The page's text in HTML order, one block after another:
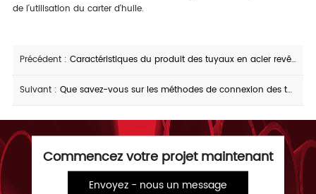
de l'utilisation du carter d'huile.
Précédent : Caractéristiques du produit des tuyaux en acier revêtus de plastique interne et externe et exigences de transport des tuyaux en acier en plastique à chaud
Suivant : Que savez-vous sur les méthodes de connexion des tuyaux en acier revêtus de plastique
Commencez votre projet maintenant
Envoyez - nous un message